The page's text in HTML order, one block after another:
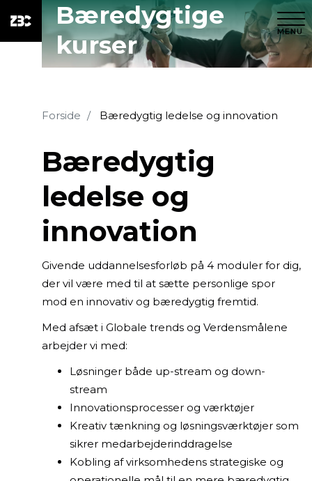
MENU
Bæredygtige
kurser
Forside Bæredygtig ledelse og innovation
Bæredygtig
ledelse og
innovation
Givende uddannelsesforløb på 4 moduler for dig,
der vil være med til at sætte personlige spor
mod en innovativ og bæredygtig fremtid.
Med afsæt i Globale trends og Verdensmålene
arbejder vi med:
Løsninger både up-stream og down-
stream
Innovationsprocesser og værktøjer
Kreativ tænkning og løsningsværktøjer som
sikrer medarbejderinddragelse
Kobling af virksomhedens strategiske og